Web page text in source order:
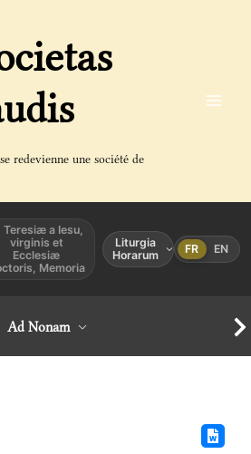
redevienne une société de
Teresiæ a Iesu,
virginis et
Ecclesiæ
Memoria
Liturgia
Horarum
FR EN
Ad Nonam